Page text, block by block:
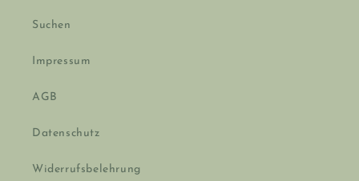
Suchen
Impressum
AGB
Datenschutz
Widerrufsbelehrung